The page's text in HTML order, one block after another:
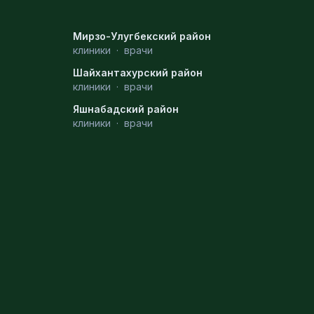
Мирзо-Улугбекский район
клиники · врачи
Шайхантахурский район
клиники · врачи
Яшнабадский район
клиники · врачи